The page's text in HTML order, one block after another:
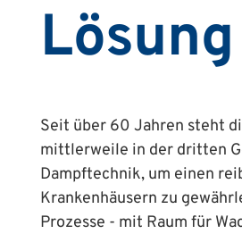
Lösung
Seit über 60 Jahren steht
mittlerweile in der dritten
Dampftechnik, um einen
Krankenhäusern zu
Prozesse - mit Raum für